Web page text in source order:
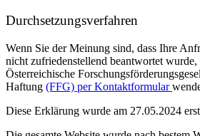
Durchsetzungsverfahren
Wenn Sie der Meinung sind, dass Ihre
nicht zufriedenstellend beantwortet
Österreichische
Haftung (FFG) per Kontaktformular
Diese Erklärung wurde am 27.05.2024